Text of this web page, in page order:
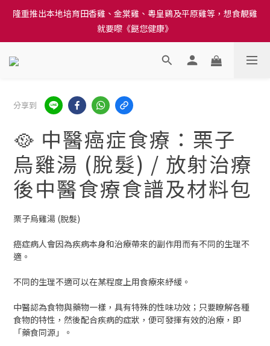
訂單結帳注意事項：送貨方法中選擇區域 - 然後當填寫地址時, 請
小心選擇分區及區域, 因資料錯誤會影響前往結帳
隆重推出本地培育田香雞、金棠雞、粵皇鷄及平原雞等，想食靚雞
就要嚟《餸您健康》
訂單結帳注意事項：送貨方法中選擇區域 - 然後當填寫地址時, 請
分享到
🥘 中醫癌症食療：栗子
烏雞湯 (脫髮) / 放射治療
後中醫食療食譜及材料包
栗子烏雞湯 (脫髮)
癌症病人會因為疾病本身和治療帶來的副作用而有不同的生理不
適。
不同的生理不適可以在某程度上用食療來紓緩。
中醫認為食物與藥物一樣，具有特殊的性味功效；只要瞭解各種
食物的特性，然後配合疾病的症狀，便可發揮有效的治療，即
「藥食同源」。